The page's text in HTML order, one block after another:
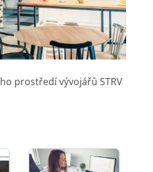
prostředí vývojářů STRV